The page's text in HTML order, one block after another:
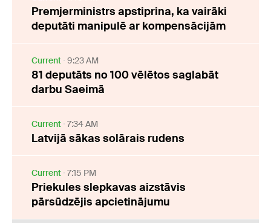
Premjerministrs apstiprina, ka vairāki
deputāti manipulē ar kompensācijām
Current 9:23 AM
81 deputāts no 100 vēlētos saglabāt
darbu Saeimā
Current 7:34 AM
Latvijā sākas solārais rudens
Current 7:15 PM
Priekules slepkavas aizstāvis
pārsūdzējis apcietinājumu